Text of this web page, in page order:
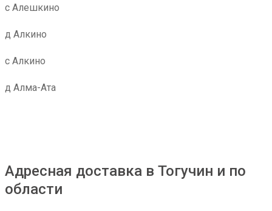
с Алешкино
д Алкино
с Алкино
д Алма-Ата
Адресная доставка в Тогучин и по
области